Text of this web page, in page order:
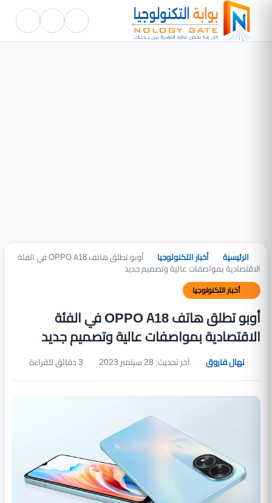
الرئيسية أخبار التكنولوجيا أوبو تطلق هاتف OPPO A18 في الفئة
الاقتصادية بمواصفات عالية وتصميم جديد
أخبار التكنولوجيا
أوبو تطلق هاتف OPPO A18 في الفئة
الاقتصادية بمواصفات عالية وتصميم جديد
نهال فاروق آخر تحديث: 28 سبتمبر 2023